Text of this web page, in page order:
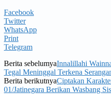
Facebook
Twitter
WhatsApp
Print
Telegram
Berita sebelumyaInnalillahi
Tegal Meninggal Terkena
Berita berikutnyaCiptakan
01/Jatinegara Berikan Wasbang